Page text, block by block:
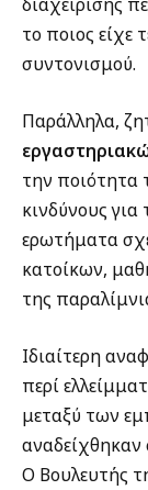
διαχείρισης
το ποιος είχε
συντονισμού.
Παράλληλα,
την ποιότητα
κινδύνους για
ερωτήματα
κατοίκων,
της
Ιδιαίτερη
περί
μεταξύ των
αναδείχθηκαν
Ο Βουλευτής